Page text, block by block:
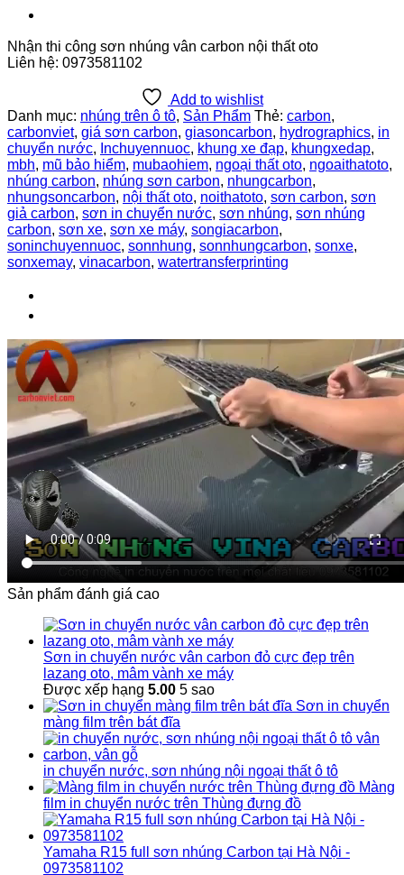
Nhận thi công sơn nhúng vân carbon nội thất oto
Liên hệ: 0973581102
Add to wishlist
Danh mục: nhúng trên ô tô, Sản Phẩm Thẻ: carbon,
carbonviet, giá sơn carbon, giasoncarbon, hydrographics, in
chuyển nước, Inchuyennuoc, khung xe đạp, khungxedap,
mbh, mũ bảo hiểm, mubaohiem, ngoại thất oto, ngoaithatoto,
nhúng carbon, nhúng sơn carbon, nhungcarbon,
nhungsoncarbon, nội thất oto, noithatoto, sơn carbon, sơn
giả carbon, sơn in chuyển nước, sơn nhúng, sơn nhúng
carbon, sơn xe, sơn xe máy, songiacarbon,
soninchuyennuoc, sonnhung, sonnhungcarbon, sonxe,
sonxemay, vinacarbon, watertransferprinting
Sản phẩm đánh giá cao
Sơn in chuyển nước vân carbon đỏ cực đẹp trên
lazang oto, mâm vành xe máy
Được xếp hạng 5.00 5 sao
Sơn in chuyển
màng film trên bát đĩa
in chuyển nước, sơn nhúng nội ngoại thất ô tô
Màng
film in chuyển nước trên Thùng đựng đồ
Yamaha R15 full sơn nhúng Carbon tại Hà Nội -
0973581102